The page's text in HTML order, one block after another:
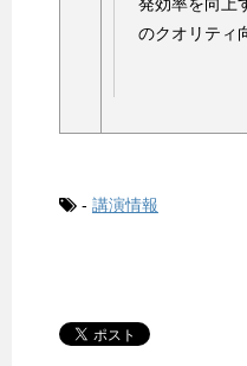
のクオリティ
- 講演情報